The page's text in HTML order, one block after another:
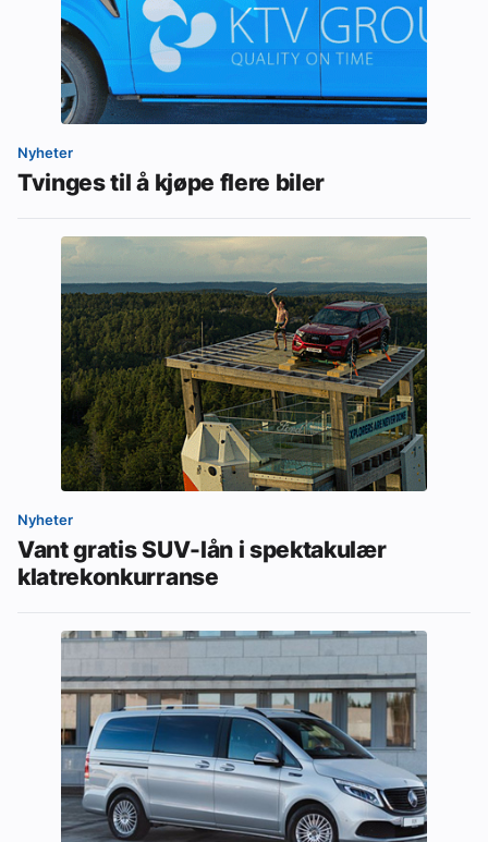
Nyheter
Tvinges til å kjøpe flere biler
Nyheter
Vant gratis SUV-lån i spektakulær
klatrekonkurranse